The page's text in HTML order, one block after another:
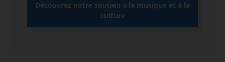
Découvrez notre soutien à la musique et à la
culture